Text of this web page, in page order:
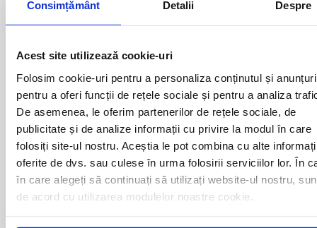
Consimțământ Detalii Despre
Acest site utilizează cookie-uri
Folosim cookie-uri pentru a personaliza conținutul și
pentru a oferi funcții de rețele sociale și pentru a analiza
De asemenea, le oferim partenerilor de rețele sociale, de
publicitate și de analize informații cu privire la modul în care
folosiți site-ul nostru. Aceștia le pot combina cu alte
oferite de dvs. sau culese în urma folosirii serviciilor lor. În
în care alegeți să continuați să utilizați website-ul nostru,
de acord cu utilizarea modulelor noastre cookie.
BELGIA catre urmatoarele
destinatii
ANTWERPEN BRUXELLES
Curse din Romania catre BELGIA: